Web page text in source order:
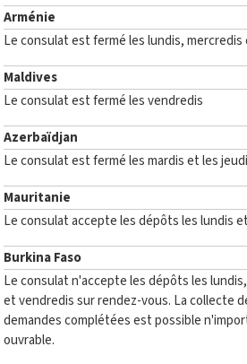
Arménie
Le consulat est fermé les lundis, mercredis
Maldives
Le consulat est fermé les vendredis
Azerbaïdjan
Le consulat est fermé les mardis et les
Mauritanie
Le consulat accepte les dépôts les lundis
Burkina Faso
Le consulat n'accepte les dépôts les
et vendredis sur rendez-vous. La collecte
demandes complétées est possible
ouvrable.